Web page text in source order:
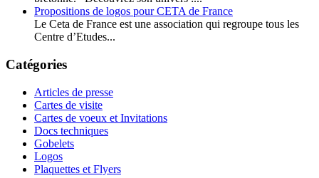
Propositions de logos pour CETA de France
Le Ceta de France est une association qui regroupe tous les
Centre d’Etudes...
Catégories
Articles de presse
Cartes de visite
Cartes de voeux et Invitations
Docs techniques
Gobelets
Logos
Plaquettes et Flyers